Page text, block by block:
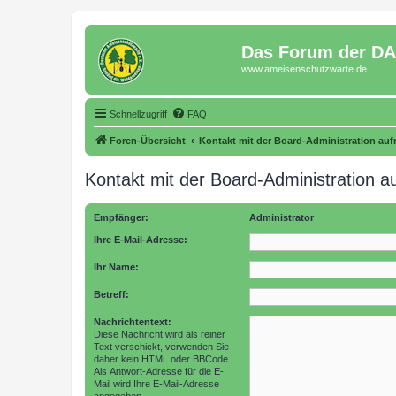
Das Forum der
www.ameisenschutzwarte.de
Schnellzugriff FAQ
Foren-Übersicht Kontakt mit der Board-Administration
Kontakt mit der Board-Administration
Empfänger: Administrator
Ihre E-Mail-Adresse:
Ihr Name:
Betreff:
Nachrichtentext:
Diese Nachricht wird als reiner
Text verschickt, verwenden Sie
daher kein HTML oder BBCode.
Als Antwort-Adresse für die E-
Mail wird Ihre E-Mail-Adresse